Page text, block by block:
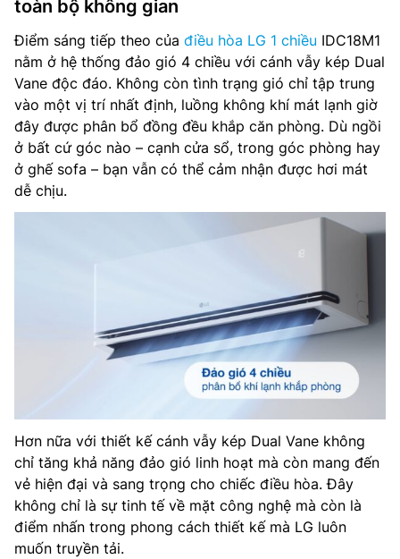
toàn bộ không gian
Điểm sáng tiếp theo của điều hòa LG 1 chiều IDC18M1
nằm ở hệ thống đảo gió 4 chiều với cánh vẫy kép Dual
Vane độc đáo. Không còn tình trạng gió chỉ tập trung
vào một vị trí nhất định, luồng không khí mát lạnh giờ
đây được phân bổ đồng đều khắp căn phòng. Dù ngồi
ở bất cứ góc nào – cạnh cửa sổ, trong góc phòng hay
ở ghế sofa – bạn vẫn có thể cảm nhận được hơi mát
dễ chịu.
Hơn nữa với thiết kế cánh vẫy kép Dual Vane không
chỉ tăng khả năng đảo gió linh hoạt mà còn mang đến
vẻ hiện đại và sang trọng cho chiếc điều hòa. Đây
không chỉ là sự tinh tế về mặt công nghệ mà còn là
điểm nhấn trong phong cách thiết kế mà LG luôn
muốn truyền tải.